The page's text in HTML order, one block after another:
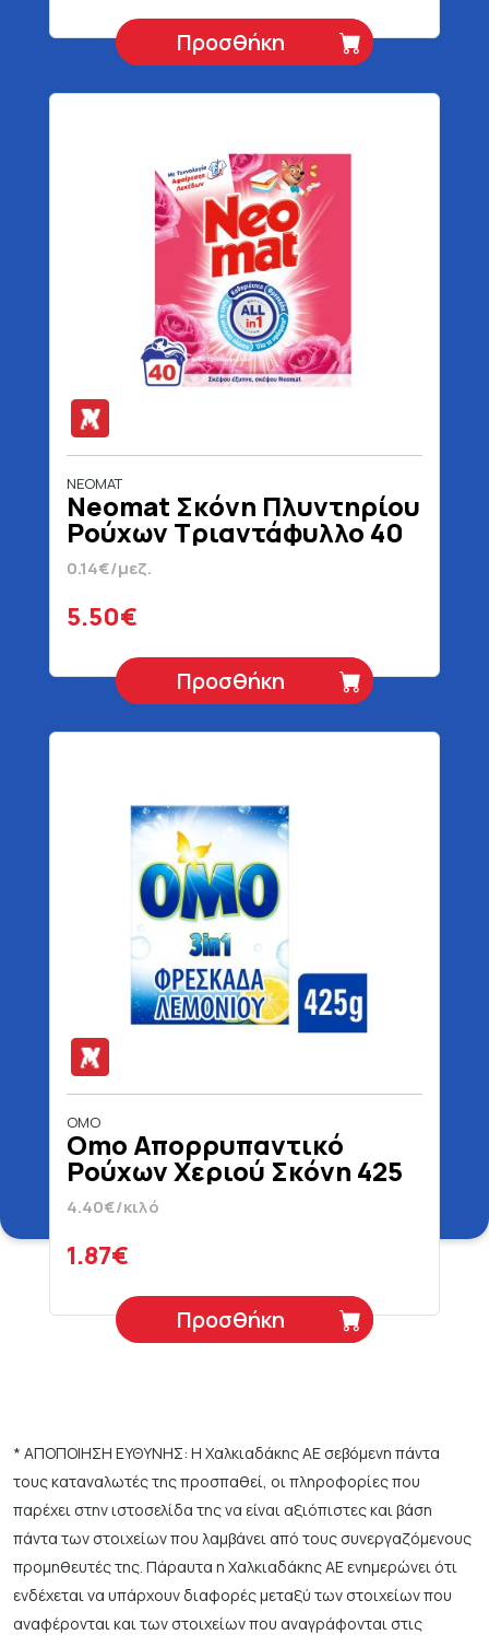
Προσθήκη
NEOMAT
Neomat Σκόνη Πλυντηρίου
Ρούχων Τριαντάφυλλο 40
Μεζούρες 2 kg
0.14€/μεζ.
5.50€
Προσθήκη
OMO
Omo Απορρυπαντικό
Ρούχων Χεριού Σκόνη 425
gr
4.40€/κιλό
1.87€
Προσθήκη
* ΑΠΟΠΟΙΗΣΗ ΕΥΘΥΝΗΣ: Η Χαλκιαδάκης ΑΕ σεβόμενη πάντα
τους καταναλωτές της προσπαθεί, οι πληροφορίες που
παρέχει στην ιστοσελίδα της να είναι αξιόπιστες και βάση
πάντα των στοιχείων που λαμβάνει από τους συνεργαζόμενους
προμηθευτές της. Πάραυτα η Χαλκιαδάκης ΑΕ ενημερώνει ότι
ενδέχεται να υπάρχουν διαφορές μεταξύ των στοιχείων που
αναφέρονται και των στοιχείων που αναγράφονται στις